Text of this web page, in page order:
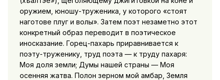
оружием, юношу-труженика, у которого «стоят
наготове плуг и волы». Затем поэт незаметно этот
конкретный образ переводит в поэтическое
иносказание. Горец-пахарь приравнивается к
поэту-труженику, труд поэта — к труду пахаря:
Моя доля земли; Думы нашей страны — Моя
осенняя жатва. Полон зерном мой амбар, Земля